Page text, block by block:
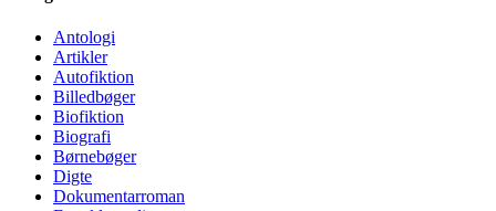
Antologi
Artikler
Autofiktion
Billedbøger
Biofiktion
Biografi
Børnebøger
Digte
Dokumentarroman